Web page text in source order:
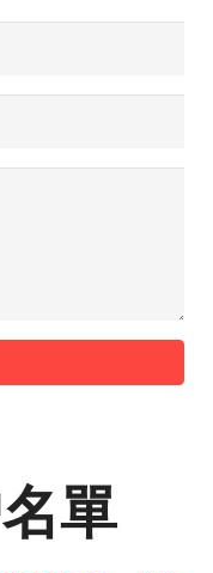
單